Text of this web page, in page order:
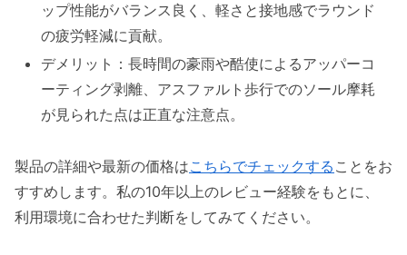
ップ性能がバランス良く、軽さと接地感でラウンド
の疲労軽減に貢献。
デメリット：長時間の豪雨や酷使によるアッパーコ
ーティング剥離、アスファルト歩行でのソール摩耗
が見られた点は正直な注意点。
製品の詳細や最新の価格はこちらでチェックする ことをお
すすめします。私の10年以上のレビュー経験をもとに、
利用環境に合わせた判断をしてみてください。